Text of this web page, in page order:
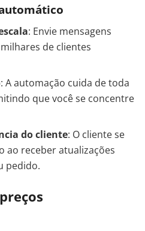
: Envie mensagens
de clientes
: A automação cuida de toda
que você se concentre
do cliente: O cliente se
ao receber atualizações
pedido.